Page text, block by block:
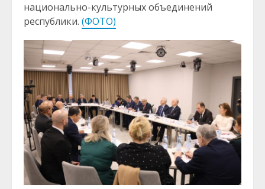
национально-культурных объединений
республики. (ФОТО)